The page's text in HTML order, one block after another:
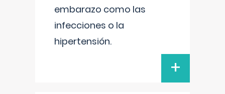
embarazo como las
infecciones o la
hipertensión.
+